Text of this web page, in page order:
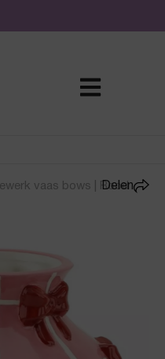
en in de winkel
vaas bows | Rood
Delen